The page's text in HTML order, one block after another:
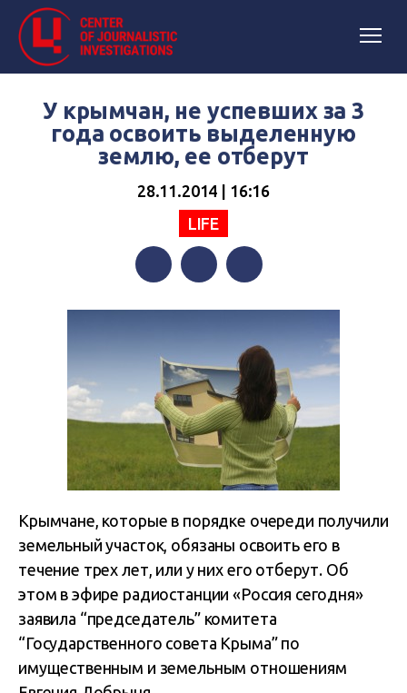
У крымчан, не успевших за 3
года освоить выделенную
землю, ее отберут
28.11.2014 | 16:16
LIFE
Крымчане, которые в порядке очереди получили
земельный участок, обязаны освоить его в
течение трех лет, или у них его отберут. Об
этом в эфире радиостанции «Россия сегодня»
заявила “председатель” комитета
“Государственного совета Крыма” по
имущественным и земельным отношениям